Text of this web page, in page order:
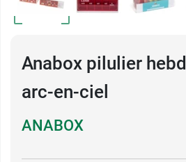
Anabox pilulier
arc-en-ciel
ANABOX